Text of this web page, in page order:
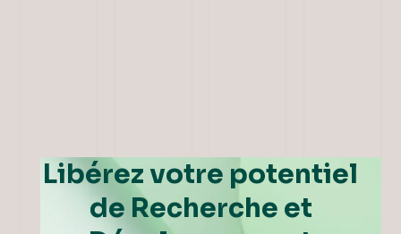
Libérez votre potentiel
de Recherche et